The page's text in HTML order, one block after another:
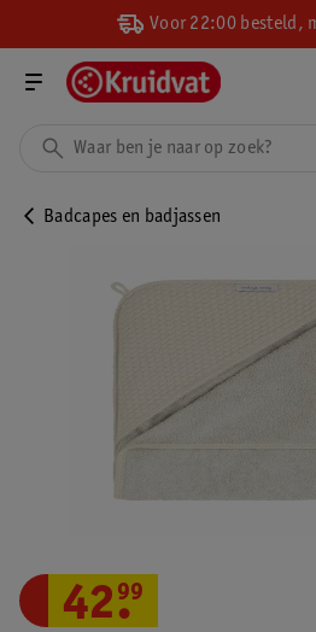
Voor 22:00 besteld,
Badcapes en badjassen
42.
99